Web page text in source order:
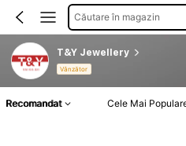
Căutare în magazin
T&Y Jewellery
Vânzător
Recomandat Cele Mai